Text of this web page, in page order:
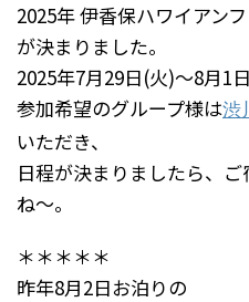
2025年 伊香保ハワイアン
が決まりました。
2025年7月29日(火)～8月1
参加希望のグループ様は渋
いただき、
日程が決まりましたら、
ね～。
＊＊＊＊＊
昨年8月2日お泊りの